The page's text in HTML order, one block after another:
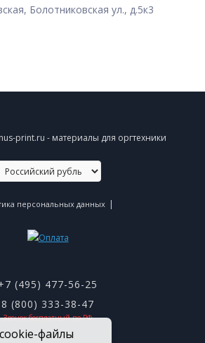
Болотниковская ул., д.5к3
print.ru - материалы для оргтехники
персональных данных |
(495) 477-56-25
8 (800) 333-38-47
Звонок бесплатный по РФ
файлы